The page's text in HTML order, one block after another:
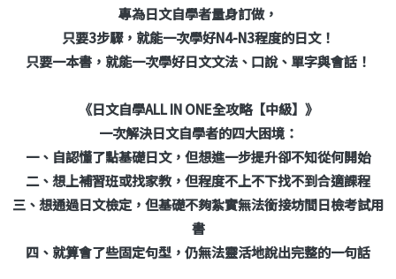
專為日文自學者量身訂做，
只要3步驟，就能一次學好N4-N3程度的日文！
只要一本書，就能一次學好日文文法、口說、單字與會話！
《日文自學ALL IN ONE全攻略【中級】》
一次解決日文自學者的四大困境：
一、自認懂了點基礎日文，但想進一步提升卻不知從何開始
二、想上補習班或找家教，但程度不上不下找不到合適課程
三、想通過日文檢定，但基礎不夠紮實無法銜接坊間日檢考試用
書
四、就算會了些固定句型，仍無法靈活地說出完整的一句話